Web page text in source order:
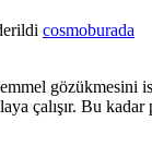
cosmoburada
gözükmesini
çalışır. Bu kadar